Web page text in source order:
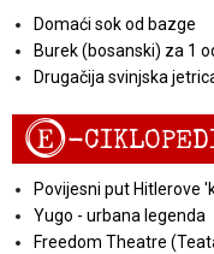
Domaći sok od bazge
Burek (bosanski) za 1
Drugačija svinjska
E-
Povijesni put Hitlerove
Yugo - urbana legenda
Freedom Theatre